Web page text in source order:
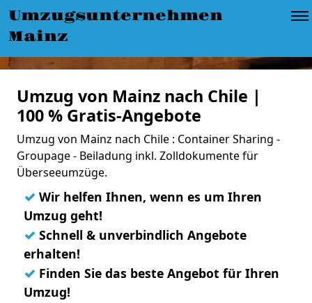
Umzugsunternehmen
Mainz
Umzug von Mainz nach Chile |
100 % Gratis-Angebote
Umzug von Mainz nach Chile : Container Sharing -
Groupage - Beiladung inkl. Zolldokumente für
Überseeumzüge.
✓ Wir helfen Ihnen, wenn es um Ihren
Umzug geht!
✓ Schnell & unverbindlich Angebote
erhalten!
✓ Finden Sie das beste Angebot für Ihren
Umzug!